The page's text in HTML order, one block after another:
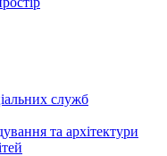
служб
та архітектури